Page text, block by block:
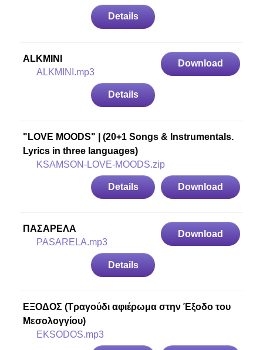
Details
ALKMINI
ALKMINI.mp3
Download
Details
"LOVE MOODS" | (20+1 Songs & Instrumentals.
Lyrics in three languages)
KSAMSON-LOVE-MOODS.zip
Download
Details
ΠΑΣΑΡΕΛΑ
PASARELA.mp3
Download
Details
ΕΞΟΔΟΣ (Τραγούδι αφιέρωμα στην Έξοδο του
Μεσολογγίου)
EKSODOS.mp3